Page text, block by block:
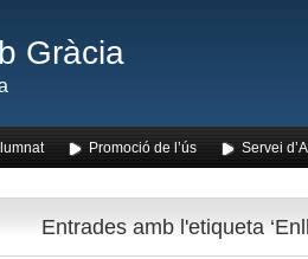
Gràcia
Promoció de l’ús Servei
Entrades amb l'etiqueta